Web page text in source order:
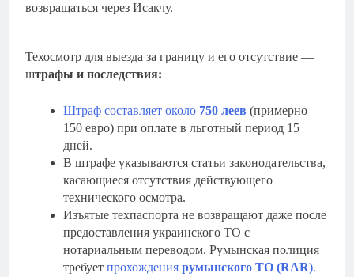
возвращаться через Исакчу.
Техосмотр для выезда за границу и его отсутствие —
штрафы и последствия:
Штраф составляет около 750 леев (примерно
150 евро) при оплате в льготный период 15
дней.
В штрафе указываются статьи законодательства,
касающиеся отсутствия действующего
технического осмотра.
Изъятые техпаспорта не возвращают даже после
предоставления украинского ТО с
нотариальным переводом. Румынская полиция
требует прохождения румынского ТО (RAR).